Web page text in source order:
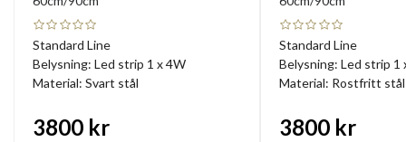
3800 kr
Standard Line
Belysning: Led strip 1 x 4W
Material: Svart stål
3800 kr
Standard Line
Belysning: Led strip 1
Material: Rostfritt stål